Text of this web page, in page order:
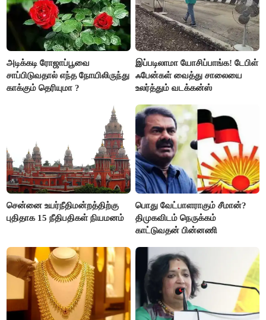
அடிக்கடி ரோஜாப்பூவை
சாப்பிடுவதால் எந்த நோயிலிருந்து
காக்கும் தெரியுமா ?
இப்படிலாமா யோசிப்பாங்க! டேபிள்
ஃபேன்கள் வைத்து சாலையை
உலர்த்தும் வடக்கன்ஸ்
சென்னை உயர்நீதிமன்றத்திற்கு
புதிதாக 15 நீதிபதிகள் நியமனம்
பொது வேட்பாளராகும் சீமான்?
திமுகவிடம் நெருக்கம்
காட்டுவதன் பின்னணி